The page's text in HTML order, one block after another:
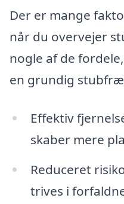
Der er mange
når du overvejer
nogle af de
en grundig
Effektiv
skaber mere
Reduceret
trives i